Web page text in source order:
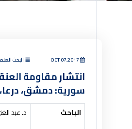
البحث
انتشار مقاومة
سورية: دمشق،
الباحث د. عبد